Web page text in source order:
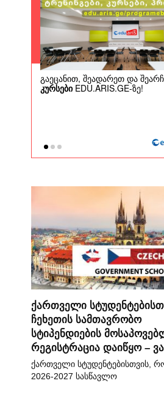
ქართველი
ჩეხეთის სამთავრობო
სტიპენდიების
რეგისტრაცია დაიწყო –
ქართველი სტუდენტებისთვის,
2026-2027 სასწავლო